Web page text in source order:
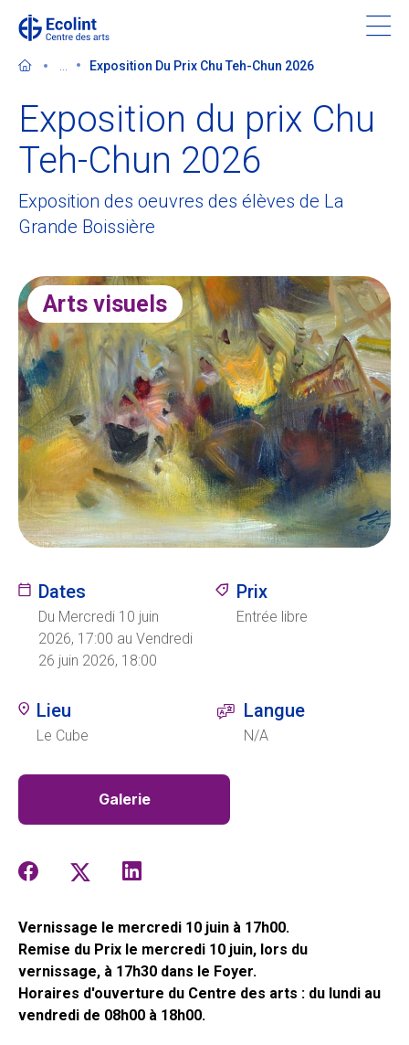
content
Découvrir le Centre des arts
Evénements
Dans les médias
Soutenir le Centre des arts
Billetterie
Ecolint
Camps Ecolint
Centre des arts
Institut
Contact
ENFR
Exposition Du Prix Chu Teh-Chun 2026
Exposition du prix Chu
Teh-Chun 2026
Exposition des oeuvres des élèves de La
Grande Boissière
Arts visuels
Dates
Du Mercredi 10 juin
2026, 17:00 au Vendredi
26 juin 2026, 18:00
Prix
Entrée libre
Lieu
Le Cube
Langue
N/A
Galerie
Vernissage le mercredi 10 juin à 17h00.
Remise du Prix le mercredi 10 juin, lors du
vernissage, à 17h30 dans le Foyer.
Horaires d'ouverture du Centre des arts : du lundi au
vendredi de 08h00 à 18h00.